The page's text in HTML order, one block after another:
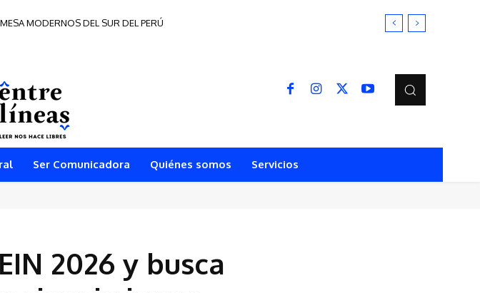
MODERNOS DEL SUR DEL PERÚ
Ser Comunicadora Quiénes somos Servicios
2026 y busca